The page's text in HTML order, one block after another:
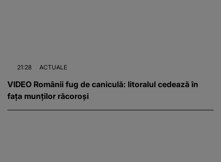
21:28 ACTUALE
VIDEO Românii fug de caniculă: litoralul cedează în
fața munților răcoroși